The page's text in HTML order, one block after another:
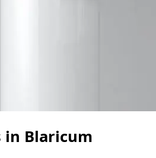
in Blaricum